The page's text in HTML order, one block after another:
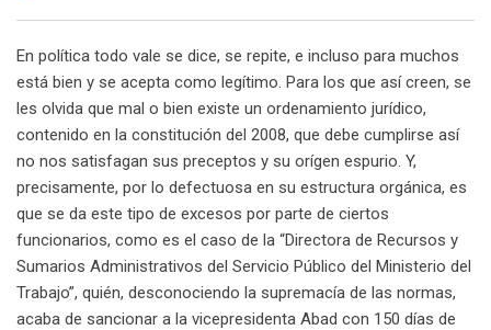
En política todo vale se dice, se repite, e incluso para muchos
está bien y se acepta como legítimo. Para los que así creen, se
les olvida que mal o bien existe un ordenamiento jurídico,
contenido en la constitución del 2008, que debe cumplirse así
no nos satisfagan sus preceptos y su orígen espurio. Y,
precisamente, por lo defectuosa en su estructura orgánica, es
que se da este tipo de excesos por parte de ciertos
funcionarios, como es el caso de la “Directora de Recursos y
Sumarios Administrativos del Servicio Público del Ministerio del
Trabajo”, quién, desconociendo la supremacía de las normas,
acaba de sancionar a la vicepresidenta Abad con 150 días de